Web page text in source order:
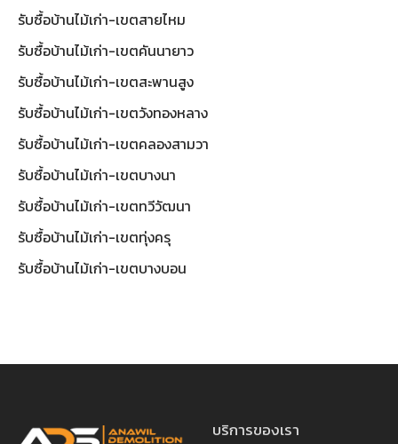
รับซื้อบ้านไม้เก่า-เขตสายไหม
รับซื้อบ้านไม้เก่า-เขตคันนายาว
รับซื้อบ้านไม้เก่า-เขตสะพานสูง
รับซื้อบ้านไม้เก่า-เขตวังทองหลาง
รับซื้อบ้านไม้เก่า-เขตคลองสามวา
รับซื้อบ้านไม้เก่า-เขตบางนา
รับซื้อบ้านไม้เก่า-เขตทวีวัฒนา
รับซื้อบ้านไม้เก่า-เขตทุ่งครุ
รับซื้อบ้านไม้เก่า-เขตบางบอน
บริการของเรา